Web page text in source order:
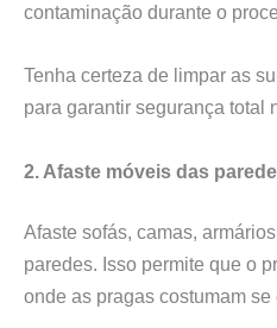
contaminação durante o
Tenha certeza de limpar as
para garantir segurança total
2. Afaste móveis das
Afaste sofás, camas,
paredes. Isso permite que o
onde as pragas costumam se